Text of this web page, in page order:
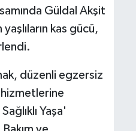
Güldal Akşit
kas gücü,
düzenli egzersiz
hizmetlerine
Yaşa'